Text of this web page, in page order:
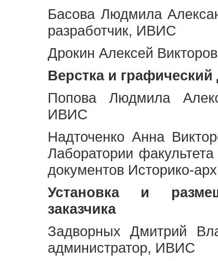
Басова Людмила
разработчик, ИВИС
Дрокин Алексей
Верстка и графический
Попова Людмила
ИВИС
Надточенко Анна
Лаборатории
документов Историко-
Установка и
заказчика
Задворных Дмитрий
администратор, ИВИС